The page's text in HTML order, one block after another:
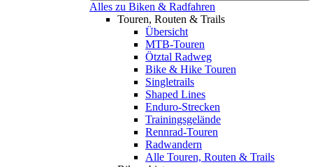
Alles zu Biken & Radfahren
Touren, Routen & Trails
Übersicht
MTB-Touren
Ötztal Radweg
Bike & Hike Touren
Singletrails
Shaped Lines
Enduro-Strecken
Trainingsgelände
Rennrad-Touren
Radwandern
Alle Touren, Routen & Trails